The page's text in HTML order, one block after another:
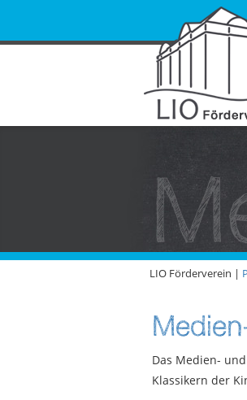
LIO Förderverein |
Das Medien-
Klassikern der